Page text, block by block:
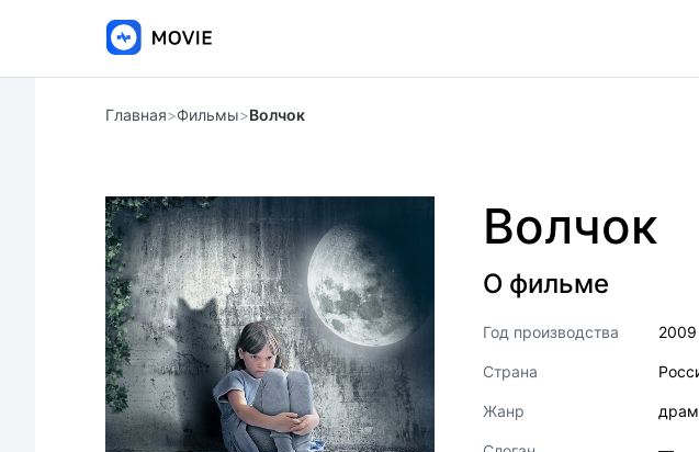
Главная>Фильмы>Волчок
Волчок
О фильме
Год производства 2009
Страна
Жанр